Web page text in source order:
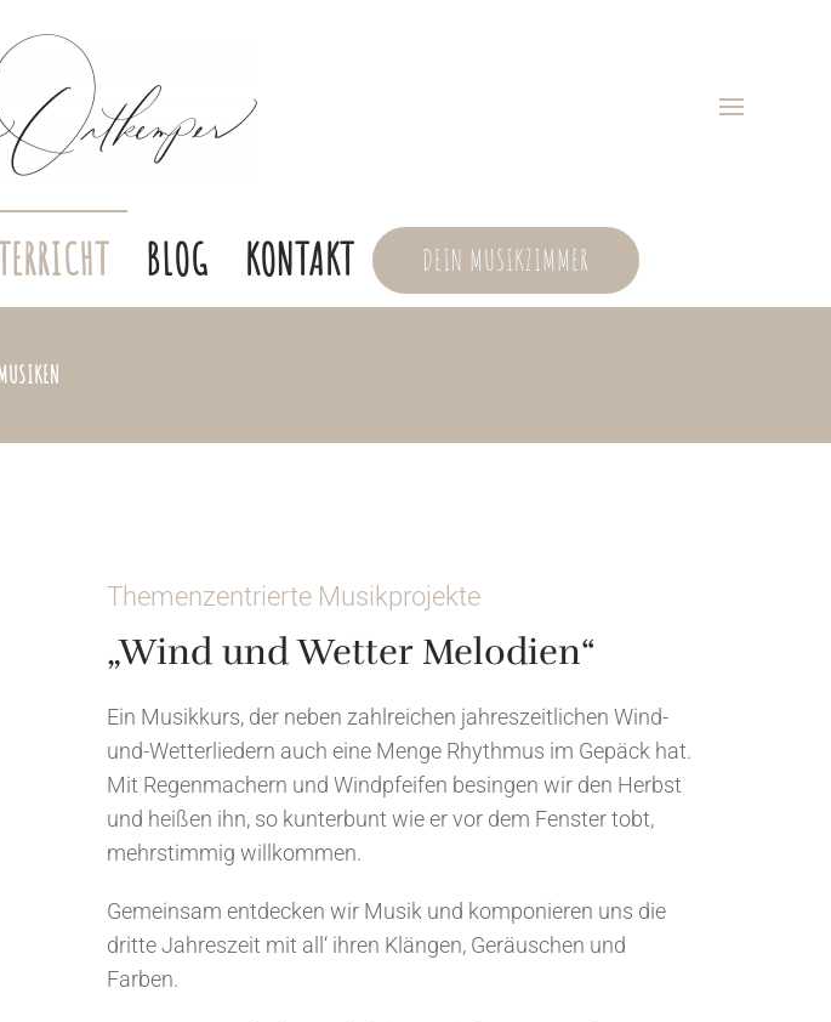
BLOG KONTAKT DEIN MUSIKZIMMER
Themenzentrierte Musikprojekte
„Wind und Wetter Melodien“
Ein Musikkurs, der neben zahlreichen jahreszeitlichen Wind-
und-Wetterliedern auch eine Menge Rhythmus im Gepäck hat.
Mit Regenmachern und Windpfeifen besingen wir den Herbst
und heißen ihn, so kunterbunt wie er vor dem Fenster tobt,
mehrstimmig willkommen.
Gemeinsam entdecken wir Musik und komponieren uns die
dritte Jahreszeit mit all‘ ihren Klängen, Geräuschen und
Farben.